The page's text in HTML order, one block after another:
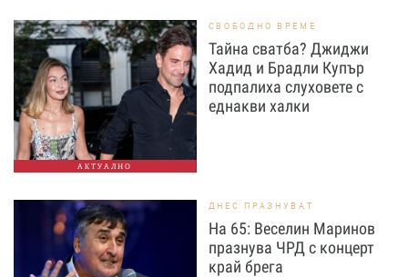
АКТУАЛНО
СВОБОДНО ВРЕМЕ
Тайна сватба? Джиджи
Хадид и Брадли Купър
подпалиха слуховете с
еднакви халки
ДНЕС ПРАЗНУВАТ
На 65: Веселин Маринов
празнува ЧРД с концерт
край брега